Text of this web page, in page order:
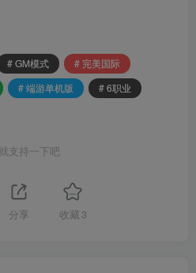
# GM模式
# 完美国际
# 端游单机版
# 6职业
支持一下吧
分享 收藏 3